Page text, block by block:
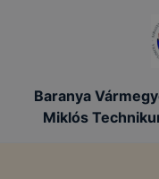
Baranya
Miklós